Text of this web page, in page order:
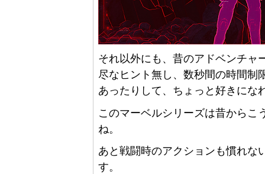
それ以外にも、昔のアドベンチャ
尽なヒント無し、数秒間の時間制
あったりして、ちょっと好きにな
このマーベルシリーズは昔からこ
ね。
あと戦闘時のアクションも慣れな
す。